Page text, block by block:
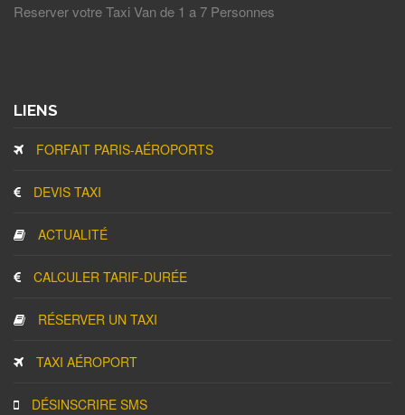
Reserver votre Taxi Van de 1 a 7 Personnes
LIENS
FORFAIT PARIS-AÉROPORTS
DEVIS TAXI
ACTUALITÉ
CALCULER TARIF-DURÉE
RÉSERVER UN TAXI
TAXI AÉROPORT
DÉSINSCRIRE SMS